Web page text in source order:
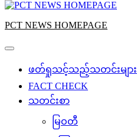
PCT NEWS HOMEPAGE
ဖတ်ရှုသင့်သည့်သတင်းများ
FACT CHECK
သတင်းစာ
မြဝတီ